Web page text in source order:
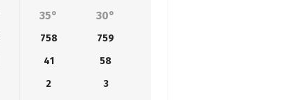
35° 30°
758
759
41
58
2
3